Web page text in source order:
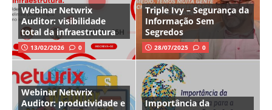
Webinar Netwrix
Auditor: visibilidade
total da infraestrutura
13/02/2026 0
Triple Ivy – Segurança da
Informação Sem
Segredos
28/07/2025 0
Webinar Netwrix
Auditor: produtividade e
Importância da